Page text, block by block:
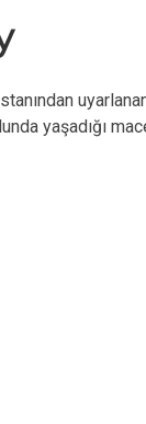
yaşadığı